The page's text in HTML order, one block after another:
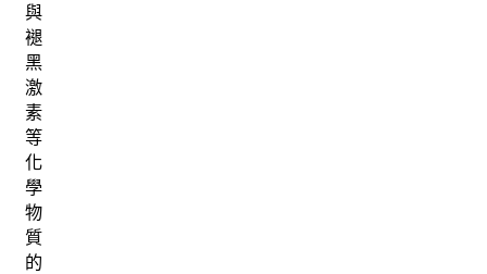
與
褪
黑
激
素
等
化
學
物
質
的